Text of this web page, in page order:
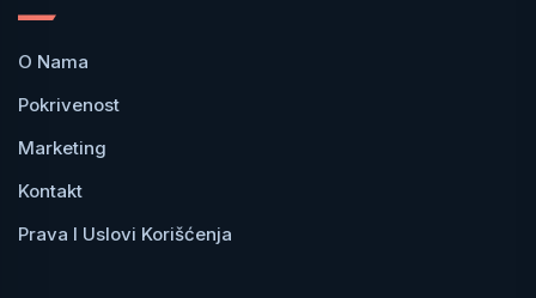
O Nama
Pokrivenost
Marketing
Kontakt
Prava I Uslovi Korišćenja